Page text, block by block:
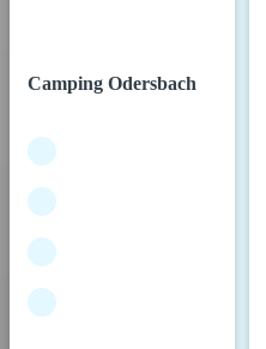
Camping Odersbach